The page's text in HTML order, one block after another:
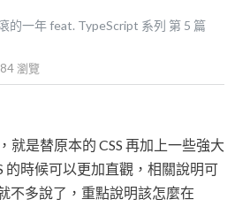
的一年 feat. TypeScript 系列 第 5 篇
瀏覽
就是替原本的 CSS 再加上一些強大
的時候可以更加直觀，相關說明可
不多說了，重點說明該怎麼在